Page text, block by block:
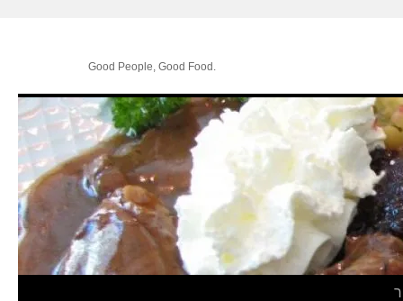
.Good People, Good Food